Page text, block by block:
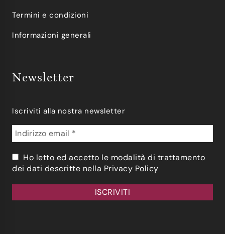
Termini e condizioni
Informazioni generali
Newsletter
Iscriviti alla nostra newsletter
Ho letto ed accetto le modalità di trattamento
dei dati descritte nella Privacy Policy